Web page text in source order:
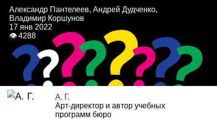
Александр Пантелеев, Андрей Дудченко,
Владимир Коршунов
17 янв 2022
👁 4288
А. Г.
Арт‑директор и автор учебных
программ бюро